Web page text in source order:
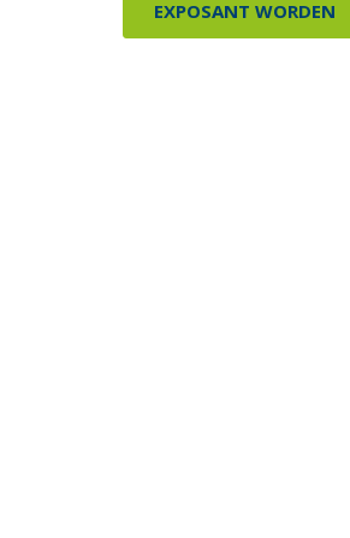
EXPOSANT WORDEN